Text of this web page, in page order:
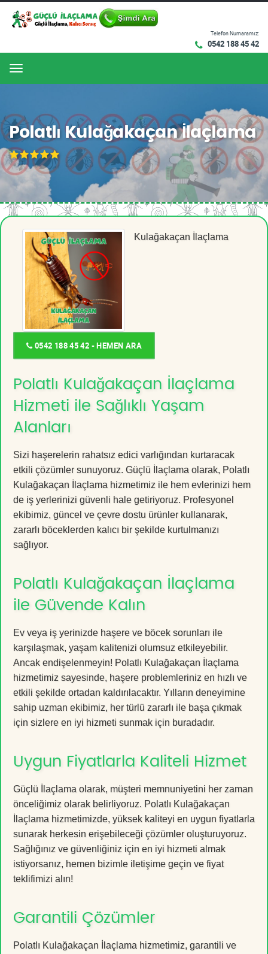
Telefon Numaramız:
0542 188 45 42
Menu
Polatlı Kulağakaçan İlaçlama
Kulağakaçan İlaçlama
0542 188 45 42 - HEMEN ARA
Polatlı Kulağakaçan İlaçlama
Hizmeti ile Sağlıklı Yaşam
Alanları
Sizi haşerelerin rahatsız edici varlığından kurtaracak
etkili çözümler sunuyoruz. Güçlü İlaçlama olarak, Polatlı
Kulağakaçan İlaçlama hizmetimiz ile hem evlerinizi hem
de iş yerlerinizi güvenli hale getiriyoruz. Profesyonel
ekibimiz, güncel ve çevre dostu ürünler kullanarak,
zararlı böceklerden kalıcı bir şekilde kurtulmanızı
sağlıyor.
Polatlı Kulağakaçan İlaçlama
ile Güvende Kalın
Ev veya iş yerinizde haşere ve böcek sorunları ile
karşılaşmak, yaşam kalitenizi olumsuz etkileyebilir.
Ancak endişelenmeyin! Polatlı Kulağakaçan İlaçlama
hizmetimiz sayesinde, haşere problemleriniz en hızlı ve
etkili şekilde ortadan kaldırılacaktır. Yılların deneyimine
sahip uzman ekibimiz, her türlü zararlı ile başa çıkmak
için sizlere en iyi hizmeti sunmak için buradadır.
Uygun Fiyatlarla Kaliteli Hizmet
Güçlü İlaçlama olarak, müşteri memnuniyetini her zaman
önceliğimiz olarak belirliyoruz. Polatlı Kulağakaçan
İlaçlama hizmetimizde, yüksek kaliteyi en uygun fiyatlarla
sunarak herkesin erişebileceği çözümler oluşturuyoruz.
Sağlığınız ve güvenliğiniz için en iyi hizmeti almak
istiyorsanız, hemen bizimle iletişime geçin ve fiyat
teklifimizi alın!
Garantili Çözümler
Polatlı Kulağakaçan İlaçlama hizmetimiz, garantili ve